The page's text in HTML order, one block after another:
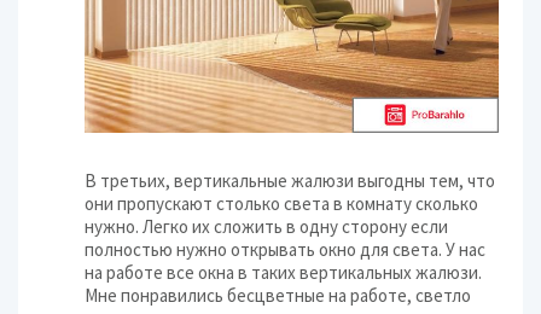
В третьих, вертикальные жалюзи выгодны тем, что
они пропускают столько света в комнату сколько
нужно. Легко их сложить в одну сторону если
полностью нужно открывать окно для света. У нас
на работе все окна в таких вертикальных жалюзи.
Мне понравились бесцветные на работе, светло